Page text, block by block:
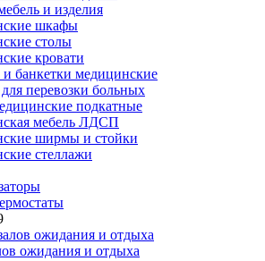
и изделия
шкафы
столы
кровати
банкетки медицинские
перевозки больных
подкатные
мебель ЛДСП
ширмы и стойки
стеллажи
ожидания и отдыха